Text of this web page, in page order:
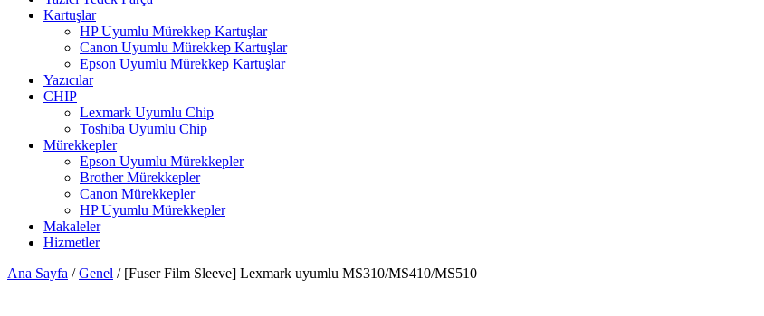
Kartuşlar
HP Uyumlu Mürekkep Kartuşlar
Canon Uyumlu Mürekkep Kartuşlar
Epson Uyumlu Mürekkep Kartuşlar
Yazıcılar
CHIP
Lexmark Uyumlu Chip
Toshiba Uyumlu Chip
Mürekkepler
Epson Uyumlu Mürekkepler
Brother Mürekkepler
Canon Mürekkepler
HP Uyumlu Mürekkepler
Makaleler
Hizmetler
Ana Sayfa /Genel / [Fuser Film Sleeve] Lexmark uyumlu MS310/MS410/MS510